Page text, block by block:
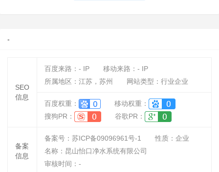
-
SEO
信息
百度来路： - IP 移动来路： - IP
所属地区：江苏，苏州
网站类型：行业企业
百度权重：
移动权重：
搜狗PR：
谷歌PR：
备案
信息
备案号：苏ICP备09096961号-1 性质： 企业
名称： 昆山怡口净水系统有限公司
审核时间： -